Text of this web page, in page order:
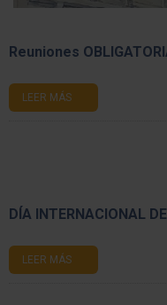
Reuniones
LEER MÁS
DÍA INTERNACIONAL
LEER MÁS